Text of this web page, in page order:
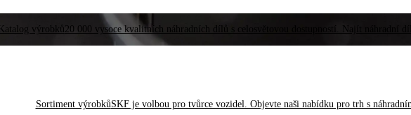
Katalog výrobků20 000 vysoce kvalitních náhradních dílů s celosvětovou dostupností. Najít náhradní
Sortiment výrobkůSKF je volbou pro tvůrce vozidel. Objevte naši nabídku pro trh s